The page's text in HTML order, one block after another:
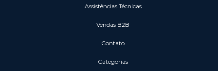
Assistências Técnicas
vendas B2B
Contato
Categorias